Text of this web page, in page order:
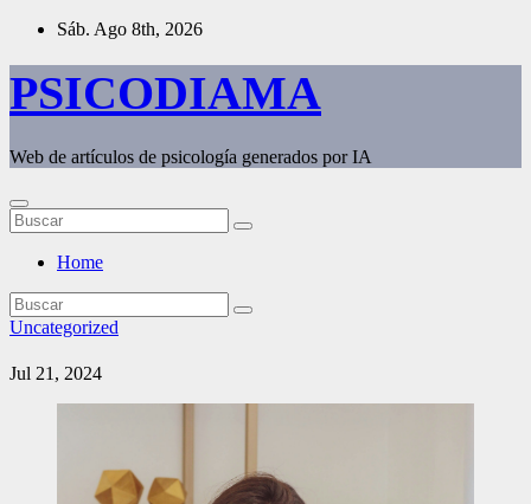
Saltar
contenido
Sáb. Ago 8th, 2026
PSICODIAMA
Web de artículos de psicología generados por IA
Home
Uncategorized
Jul 21, 2024